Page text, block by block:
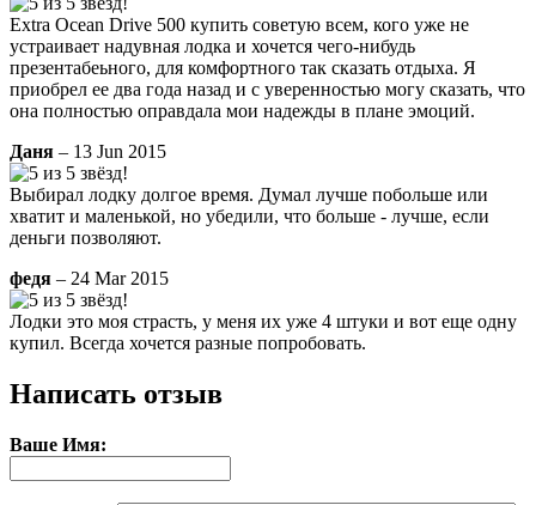
Extra Ocean Drive 500 купить советую всем, кого уже не
устраивает надувная лодка и хочется чего-нибудь
презентабеьного, для комфортного так сказать отдыха. Я
приобрел ее два года назад и с уверенностью могу сказать, что
она полностью оправдала мои надежды в плане эмоций.
Даня – 13 Jun 2015
Выбирал лодку долгое время. Думал лучше побольше или
хватит и маленькой, но убедили, что больше - лучше, если
деньги позволяют.
федя – 24 Mar 2015
Лодки это моя страсть, у меня их уже 4 штуки и вот еще одну
купил. Всегда хочется разные попробовать.
Написать отзыв
Ваше Имя: